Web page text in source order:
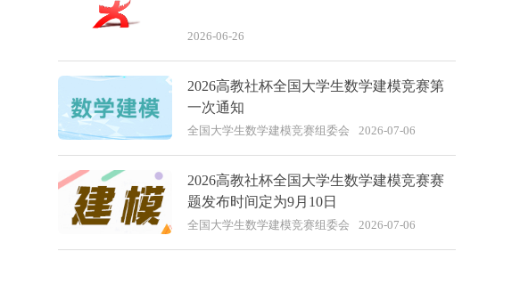
2026-06-26
2026高教社杯全国大学生数学建模竞赛第
一次通知
全国大学生数学建模竞赛组委会 2026-07-06
2026高教社杯全国大学生数学建模竞赛赛
题发布时间定为9月10日
全国大学生数学建模竞赛组委会 2026-07-06